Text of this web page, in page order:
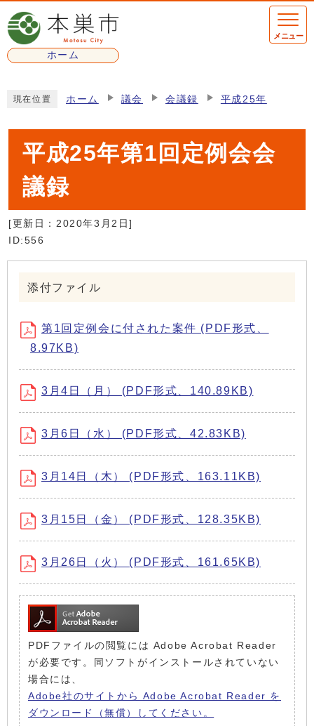
ページの先頭です
ホーム
メニュー
現在位置 ホーム 議会 会議録 平成25年
平成25年第1回定例会会
議録
[更新日： 2020年3月2日]
ID:556
添付ファイル
第1回定例会に付された案件 (PDF形式、
8.97KB)
3月4日（月） (PDF形式、140.89KB)
3月6日（水） (PDF形式、42.83KB)
3月14日（木） (PDF形式、163.11KB)
3月15日（金） (PDF形式、128.35KB)
3月26日（火） (PDF形式、161.65KB)
PDFファイルの閲覧には Adobe Acrobat Reader
が必要です。同ソフトがインストールされていない
場合には、
Adobe社のサイトから Adobe Acrobat Reader を
ダウンロード（無償）してください。